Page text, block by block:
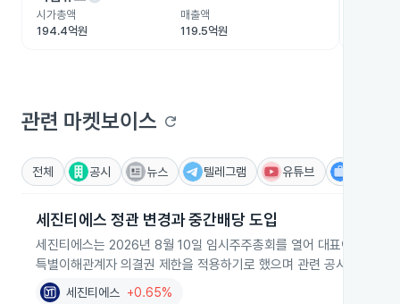
시가총액
194.4억원
매출액
119.5억원
관련 마켓보이스 refresh
전체 공시 뉴스 텔레그램 유튜브
세진티에스 정관 변경과 중간배당 도입
세진티에스는 2026년 8월 10일 임시주주총회를 열어 대표이사 제외
특별이해관계자 의결권 제한을 적용하기로 했으며 관련 공시와 주주
세진티에스 +0.65%